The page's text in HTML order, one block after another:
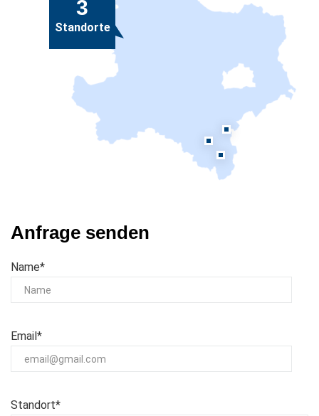
3
Standorte
Anfrage senden
Name*
Email*
Standort*